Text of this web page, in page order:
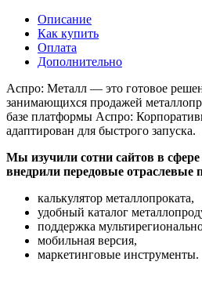
Описание
Как купить
Оплата
Дополнительно
Аспро: Металл — это готовое
занимающихся продажей
базе платформы Аспро:
адаптирован для быстрого запуска.
Мы изучили сотни сайтов в
внедрили передовые отраслевые
калькулятор металлопроката,
удобный каталог
поддержка
мобильная версия,
маркетинговые инструменты.